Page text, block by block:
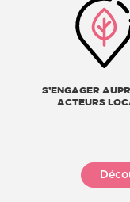
S’ENGAGER
ACTEURS